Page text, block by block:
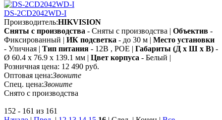
DS-2CD2042WD-I
Производитель:HIKVISION
Сняты с производства - Сняты с производства | Объектив -
Фиксированный | ИК подсветка - до 30 м | Место установки
- Уличная | Тип питания - 12В , POE | Габариты (Д х Ш х В) -
Ø 60.4 x 76.9 x 139.1 мм | Цвет корпуса - Белый |
Розничная цена: 12 490 руб.
Оптовая цена:Звоните
Спец. цена:Звоните
Снято с производства
152 - 161 из 161